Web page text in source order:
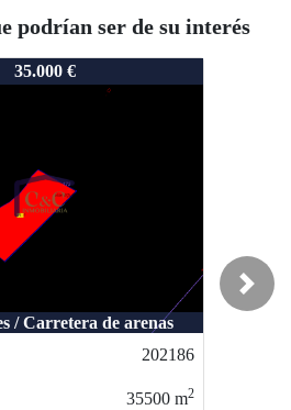
podrían ser de su interés
35.000 €
de arenas
202186
35500m2
71775
/ Carretera de argamasilla
Next